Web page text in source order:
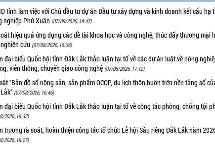
tỉnh làm việc với Chủ đầu tư dự án Đầu tư xây dựng và kinh doanh kết cấu hạ
nghiệp Phú Xuân (07/08/2026, 19:47)
hiệu quả ứng dụng các đề tài khoa học và công nghệ, thúc đẩy thương mại
cứu (07/08/2026, 18:34)
đại biểu Quốc hội tỉnh Đắk Lắk thảo luận tại tổ về các dự án luật về nông
viễn thông, chuyển giao công nghệ (07/08/2026, 17:12)
“Bản đồ số nông sản, sản phẩm OCOP, du lịch thôn buôn trên nền tảng số
(07/08/2026, 16:46)
đại biểu Quốc hội tỉnh Đắk Lắk thảo luận tại tổ về công tác phòng, chống tội
2026, 18:32)
trương rà soát, hoàn thiện công tác tổ chức Lễ hội Sầu riêng Đắk Lắk năm
2026, 18:27)